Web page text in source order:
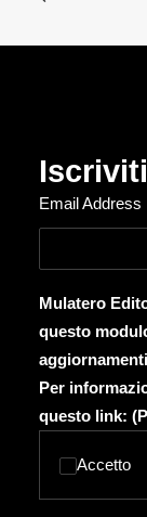
Email Address
Mulatero
questo
Per
questo link: (
Accetto